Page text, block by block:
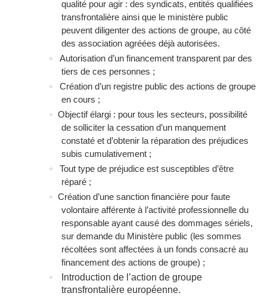
qualité pour agir : des syndicats, entités qualifiées
transfrontalière ainsi que le ministère public
peuvent diligenter des actions de groupe, au côté
des association agréées déjà autorisées.
Autorisation d’un financement transparent par des
tiers de ces personnes ;
Création d’un registre public des actions de groupe
en cours ;
Objectif élargi : pour tous les secteurs, possibilité
de solliciter la cessation d’un manquement
constaté et d’obtenir la réparation des préjudices
subis cumulativement ;
Tout type de préjudice est susceptibles d’être
réparé ;
Création d’une sanction financière pour faute
volontaire afférente à l’activité professionnelle du
responsable ayant causé des dommages sériels,
sur demande du Ministère public (les sommes
récoltées sont affectées à un fonds consacré au
financement des actions de groupe) ;
Introduction de l’action de groupe
transfrontalière européenne.